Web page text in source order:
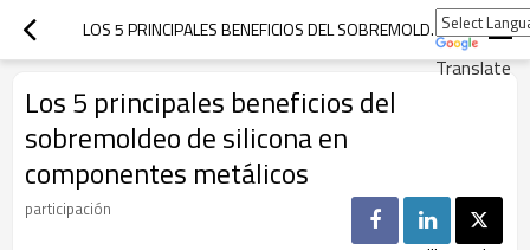
Translate
LOS 5 PRINCIPALES BENEFICIOS DEL SOBREMOLDEO DE SILICONA EN COMPONENTES METÁLICOS
Los 5 principales beneficios del
sobremoldeo de silicona en
componentes metálicos
participación